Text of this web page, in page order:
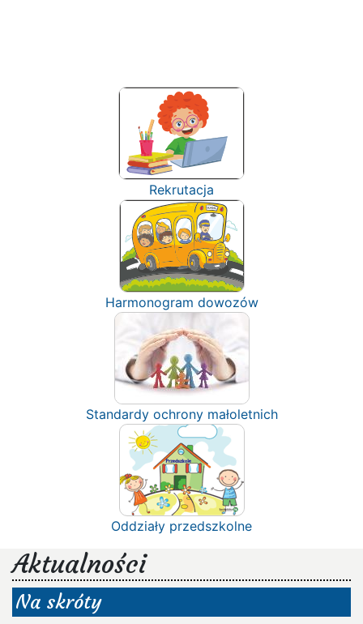
Rekrutacja
Harmonogram dowozów
Standardy ochrony małoletnich
Oddziały przedszkolne
Aktualności
Na skróty